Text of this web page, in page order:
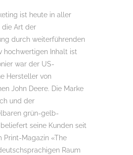
ist heute in aller
die Art der
durch weiterführenden
hochwertigen Inhalt ist
war der US-
Hersteller von
John Deere. Die Marke
und der
grün-gelb-
seine Kunden seit
Print-Magazin «The
Raum